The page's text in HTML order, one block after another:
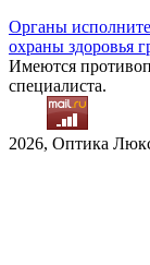
Органы
охраны здоровья
Имеются
специалиста.
2026, Оптика